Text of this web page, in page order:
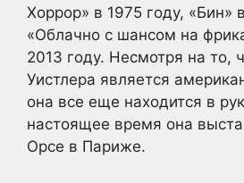
Хоррор» в 1975 году, «Бин»
«Облачно с шансом на
2013 году. Несмотря на то,
Уистлера является
она все еще находится в
настоящее время она
Орсе в Париже.